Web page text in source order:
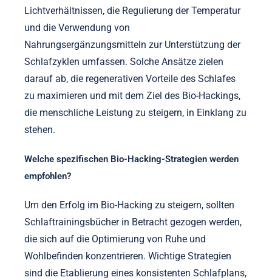
Lichtverhältnissen, die Regulierung der Temperatur
und die Verwendung von
Nahrungsergänzungsmitteln zur Unterstützung der
Schlafzyklen umfassen. Solche Ansätze zielen
darauf ab, die regenerativen Vorteile des Schlafes
zu maximieren und mit dem Ziel des Bio-Hackings,
die menschliche Leistung zu steigern, in Einklang zu
stehen.
Welche spezifischen Bio-Hacking-Strategien werden
empfohlen?
Um den Erfolg im Bio-Hacking zu steigern, sollten
Schlaftrainingsbücher in Betracht gezogen werden,
die sich auf die Optimierung von Ruhe und
Wohlbefinden konzentrieren. Wichtige Strategien
sind die Etablierung eines konsistenten Schlafplans,